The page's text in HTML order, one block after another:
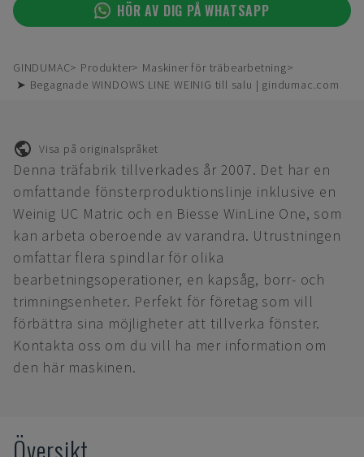
HÖR AV DIG PÅ WHATSAPP
GINDUMAC Produkter
Maskiner för träbearbetning
➤ Begagnade WINDOWS LINE WEINIG till salu | gindumac.com
Visa på originalspråket
Denna träfabrik tillverkades år 2007. Det har en
omfattande fönsterproduktionslinje inklusive en
Weinig UC Matric och en Biesse WinLine One, som
kan arbeta oberoende av varandra. Utrustningen
omfattar flera spindlar för olika
bearbetningsoperationer, en kapsåg, borr- och
trimningsenheter. Perfekt för företag som vill
förbättra sina möjligheter att tillverka fönster.
Kontakta oss om du vill ha mer information om
den här maskinen.